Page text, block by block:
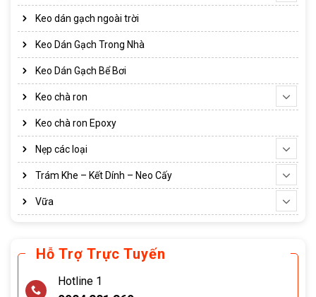
Keo dán gạch ngoài trời
Keo Dán Gạch Trong Nhà
Keo Dán Gạch Bể Bơi
Keo chà ron
Keo chà ron Epoxy
Nẹp các loại
Trám Khe – Kết Dính – Neo Cấy
Vữa
Hỗ Trợ Trực Tuyến
Hotline 1